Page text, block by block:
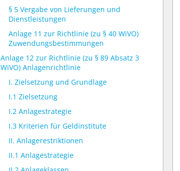
§ 5 Vergabe von Lieferungen und
Dienstleistungen
Anlage 11 zur Richtlinie (zu § 40 WiVO)
Zuwendungsbestimmungen
Anlage 12 zur Richtlinie (zu § 89 Absatz 3
WiVO) Anlagenrichtlinie
I. Zielsetzung und Grundlage
I.1 Zielsetzung
I.2 Anlagestrategie
I.3 Kriterien für Geldinstitute
II. Anlagerestriktionen
II.1 Anlagestrategie